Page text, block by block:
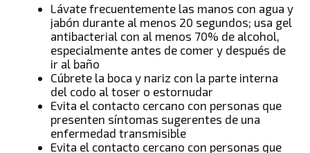
Lávate frecuentemente las manos con agua y
jabón durante al menos 20 segundos; usa gel
antibacterial con al menos 70% de alcohol,
especialmente antes de comer y después de
ir al baño
Cúbrete la boca y nariz con la parte interna
del codo al toser o estornudar
Evita el contacto cercano con personas que
presenten síntomas sugerentes de una
enfermedad transmisible
Evita el contacto cercano con personas que